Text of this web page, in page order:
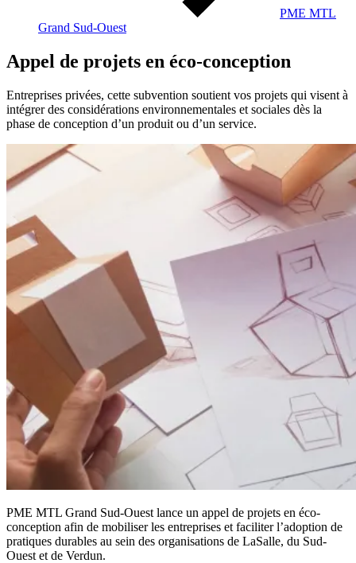
PME MTL
Grand Sud-Ouest
Appel de projets en éco-conception
Entreprises privées, cette subvention soutient vos projets qui visent à
intégrer des considérations environnementales et sociales dès la
phase de conception d’un produit ou d’un service.
PME MTL Grand Sud-Ouest lance un appel de projets en éco-
conception afin de mobiliser les entreprises et faciliter l’adoption de
pratiques durables au sein des organisations de LaSalle, du Sud-
Ouest et de Verdun.